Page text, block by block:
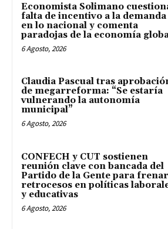
Economista Solimano
falta de incentivo a la demanda
en lo nacional y comenta
paradojas de la economía
6 Agosto, 2026
Claudia Pascual tras
de megarreforma: “Se estaría
vulnerando la autonomía
municipal”
6 Agosto, 2026
CONFECH y CUT sostienen
reunión clave con bancada del
Partido de la Gente para frenar
retrocesos en políticas
y educativas
6 Agosto, 2026